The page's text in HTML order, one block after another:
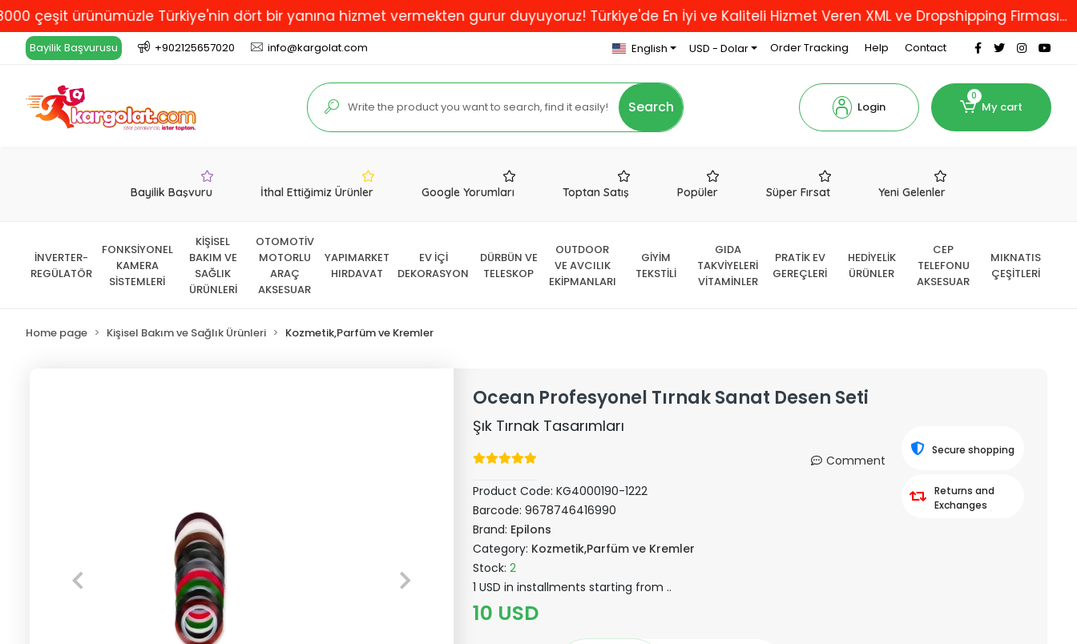
ürünümüzle Türkiye'nin dört bir yanına hizmet vermekten gurur duyuyoruz! Türkiye'de En İyi ve Kaliteli Hizmet Veren XML ve Dropshipping Firması...
Bayilik Başvurusu +902125657020 info@kargolat.com English USD - Dolar Order Tracking Help Contact
Search Login
0
My cart
Bayilik Başvuru İthal Ettiğimiz Ürünler Google Yorumları Toptan Satış Popüler Süper Fırsat Yeni Gelenler
İNVERTER-
REGÜLATÖR
FONKSİYONEL
KAMERA
SİSTEMLERİ
KİŞİSEL
BAKIM VE
SAĞLIK
ÜRÜNLERİ
OTOMOTİV
MOTORLU
ARAÇ
AKSESUAR
YAPIMARKET
HIRDAVAT
EV İÇİ
DEKORASYON
DÜRBÜN VE
TELESKOP
OUTDOOR
VE AVCILIK
EKİPMANLARI
GİYİM
TEKSTİLİ
GIDA
TAKVİYELERİ
VİTAMİNLER
PRATİK EV
GEREÇLERİ
HEDİYELİK
ÜRÜNLER
CEP
TELEFONU
AKSESUAR
MIKNATIS
ÇEŞİTLERİ
Home page Kişisel Bakım ve Sağlık Ürünleri Kozmetik,Parfüm ve Kremler
Ocean Profesyonel Tırnak Sanat Desen Seti
Şık Tırnak Tasarımları
Comment
Product Code:KG4000190-1222
Barcode:9678746416990
Brand: Epilons
Category: Kozmetik,Parfüm ve Kremler
Stock:2
1 USD in installments starting from ..
10 USD
Secure shopping
Returns and
Exchanges